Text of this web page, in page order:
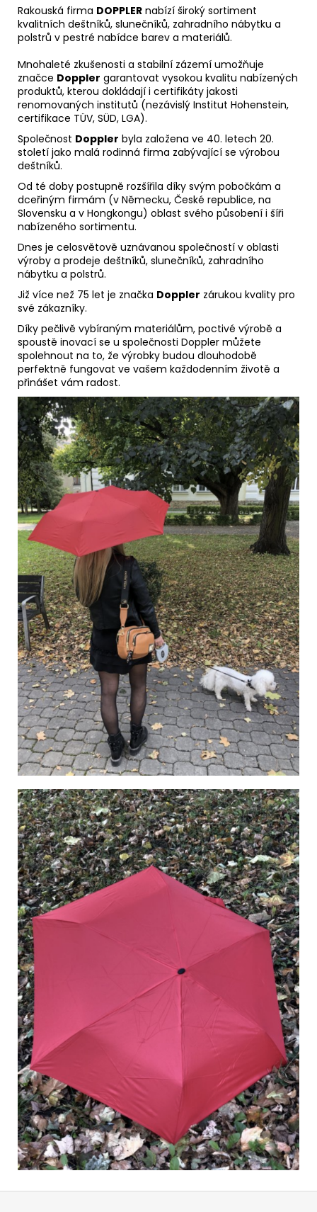
Rakouská firma DOPPLER nabízí široký sortiment
kvalitních deštníků, slunečníků, zahradního nábytku a
polstrů v pestré nabídce barev a materiálů.
Mnohaleté zkušenosti a stabilní zázemí umožňuje
značce Doppler garantovat vysokou kvalitu nabízených
produktů, kterou dokládají i certifikáty jakosti
renomovaných institutů (nezávislý Institut Hohenstein,
certifikace TÜV, SÜD, LGA).
Společnost Doppler byla založena ve 40. letech 20.
století jako malá rodinná firma zabývající se výrobou
deštníků.
Od té doby postupně rozšířila díky svým pobočkám a
dceřiným firmám (v Německu, České republice, na
Slovensku a v Hongkongu) oblast svého působení i šíři
nabízeného sortimentu.
Dnes je celosvětově uznávanou společností v oblasti
výroby a prodeje deštníků, slunečníků, zahradního
nábytku a polstrů.
Již více než 75 let je značka Doppler zárukou kvality pro
své zákazníky.
Díky pečlivě vybíraným materiálům, poctivé výrobě a
spoustě inovací se u společnosti Doppler můžete
spolehnout na to, že výrobky budou dlouhodobě
perfektně fungovat ve vašem každodenním životě a
přinášet vám radost.
Z